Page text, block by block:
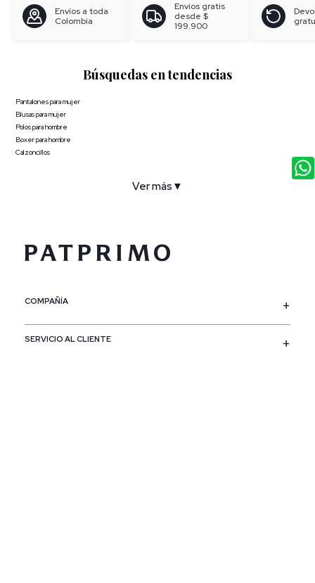
Envíos a toda
Colombia
Envíos gratis
desde $
199.900
Búsquedas en tendencias
Pantalones para mujer
Blusas para mujer
Polos para hombre
Boxer para hombre
Calzoncillos
Ver más ▼
COMPAÑÍA
SERVICIO AL CLIENTE